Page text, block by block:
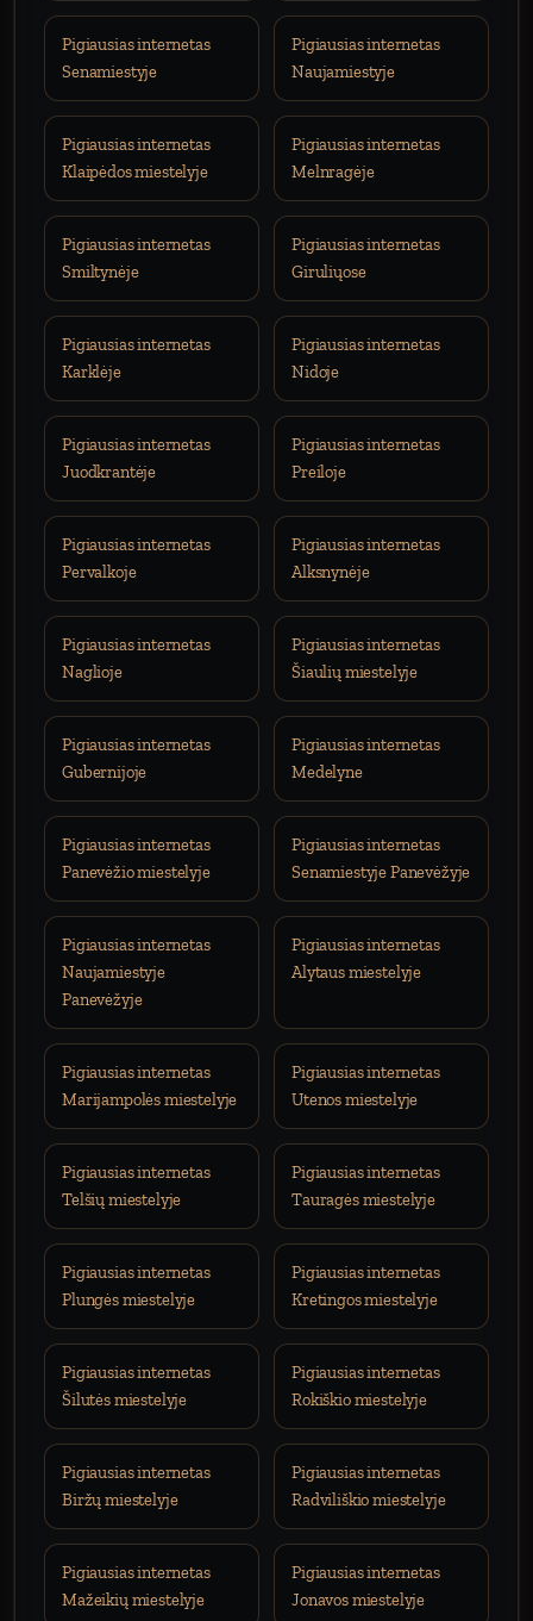
Pigiausias internetas
Senamiestyje
Pigiausias internetas
Naujamiestyje
Pigiausias internetas
Klaipėdos miestelyje
Pigiausias internetas
Melnragėje
Pigiausias internetas
Smiltynėje
Pigiausias internetas
Giruliųose
Pigiausias internetas
Karklėje
Pigiausias internetas
Nidoje
Pigiausias internetas
Juodkrantėje
Pigiausias internetas
Preiloje
Pigiausias internetas
Pervalkoje
Pigiausias internetas
Alksnynėje
Pigiausias internetas
Naglioje
Pigiausias internetas
Šiaulių miestelyje
Pigiausias internetas
Gubernijoje
Pigiausias internetas
Medelyne
Pigiausias internetas
Panevėžio miestelyje
Pigiausias internetas
Senamiestyje Panevėžyje
Pigiausias internetas
Naujamiestyje
Panevėžyje
Pigiausias internetas
Alytaus miestelyje
Pigiausias internetas
Marijampolės miestelyje
Pigiausias internetas
Utenos miestelyje
Pigiausias internetas
Telšių miestelyje
Pigiausias internetas
Tauragės miestelyje
Pigiausias internetas
Plungės miestelyje
Pigiausias internetas
Kretingos miestelyje
Pigiausias internetas
Šilutės miestelyje
Pigiausias internetas
Rokiškio miestelyje
Pigiausias internetas
Biržų miestelyje
Pigiausias internetas
Radviliškio miestelyje
Pigiausias internetas
Mažeikių miestelyje
Pigiausias internetas
Jonavos miestelyje